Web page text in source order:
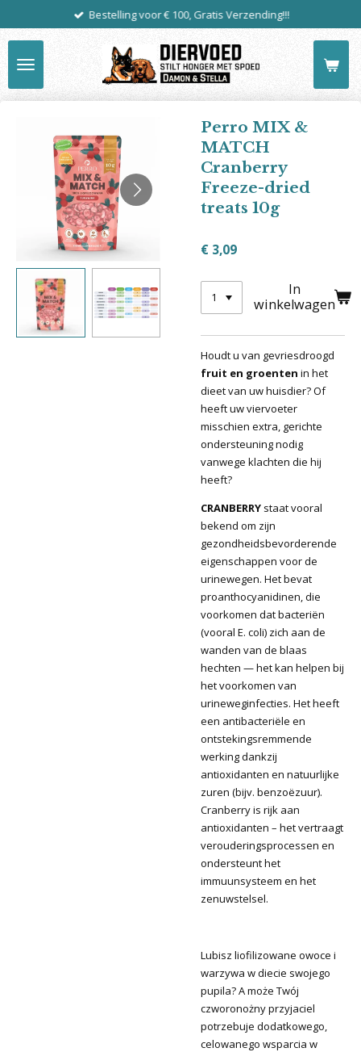
de
hoofdinhoud
Bestelling voor € 100, Gratis Verzending!!!
Perro MIX &
MATCH
Cranberry
Freeze-dried
treats 10g
€ 3,09
In
winkelwagen
Houdt u van gevriesdroogd
fruit en groenten in het
dieet van uw huisdier? Of
heeft uw viervoeter
misschien extra, gerichte
ondersteuning nodig
vanwege klachten die hij
heeft?
CRANBERRY staat vooral
bekend om zijn
gezondheidsbevorderende
eigenschappen voor de
urinewegen. Het bevat
proanthocyanidinen, die
voorkomen dat bacteriën
(vooral E. coli) zich aan de
wanden van de blaas
hechten — het kan helpen bij
het voorkomen van
urineweginfecties. Het heeft
een antibacteriële en
ontstekingsremmende
werking dankzij
antioxidanten en natuurlijke
zuren (bijv. benzoëzuur).
Cranberry is rijk aan
antioxidanten – het vertraagt
verouderingsprocessen en
ondersteunt het
immuunsysteem en het
zenuwstelsel.
Lubisz liofilizowane owoce i
warzywa w diecie swojego
pupila? A może Twój
czworonożny przyjaciel
potrzebuje dodatkowego,
celowanego wsparcia w